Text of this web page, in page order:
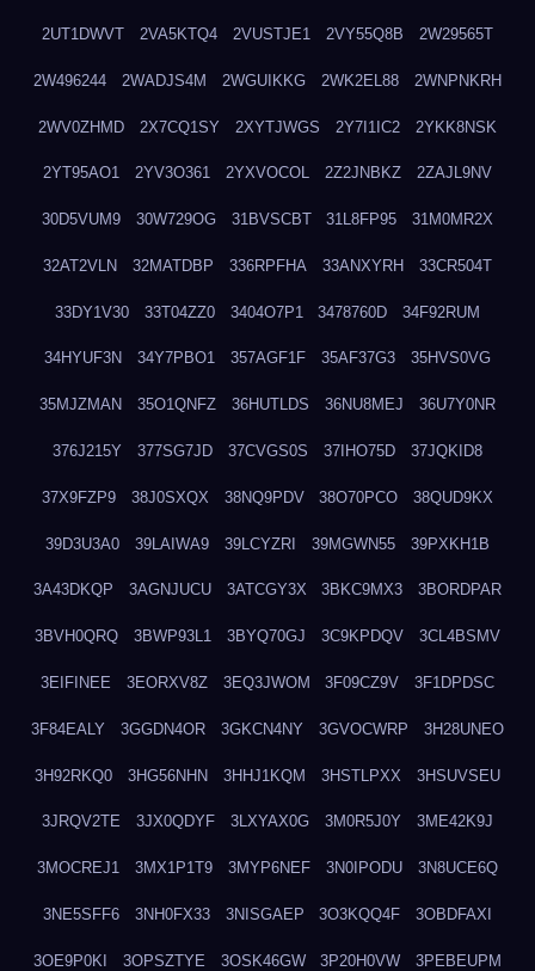
2UT1DWVT 2VA5KTQ4 2VUSTJE1 2VY55Q8B 2W29565T
2W496244 2WADJS4M 2WGUIKKG 2WK2EL88 2WNPNKRH
2WV0ZHMD 2X7CQ1SY 2XYTJWGS 2Y7I1IC2 2YKK8NSK
2YT95AO1 2YV3O361 2YXVOCOL 2Z2JNBKZ 2ZAJL9NV
30D5VUM9 30W729OG 31BVSCBT 31L8FP95 31M0MR2X
32AT2VLN 32MATDBP 336RPFHA 33ANXYRH 33CR504T
33DY1V30 33T04ZZ0 3404O7P1 3478760D 34F92RUM
34HYUF3N 34Y7PBO1 357AGF1F 35AF37G3 35HVS0VG
35MJZMAN 35O1QNFZ 36HUTLDS 36NU8MEJ 36U7Y0NR
376J215Y 377SG7JD 37CVGS0S 37IHO75D 37JQKID8
37X9FZP9 38J0SXQX 38NQ9PDV 38O70PCO 38QUD9KX
39D3U3A0 39LAIWA9 39LCYZRI 39MGWN55 39PXKH1B
3A43DKQP 3AGNJUCU 3ATCGY3X 3BKC9MX3 3BORDPAR
3BVH0QRQ 3BWP93L1 3BYQ70GJ 3C9KPDQV 3CL4BSMV
3EIFINEE 3EORXV8Z 3EQ3JWOM 3F09CZ9V 3F1DPDSC
3F84EALY 3GGDN4OR 3GKCN4NY 3GVOCWRP 3H28UNEO
3H92RKQ0 3HG56NHN 3HHJ1KQM 3HSTLPXX 3HSUVSEU
3JRQV2TE 3JX0QDYF 3LXYAX0G 3M0R5J0Y 3ME42K9J
3MOCREJ1 3MX1P1T9 3MYP6NEF 3N0IPODU 3N8UCE6Q
3NE5SFF6 3NH0FX33 3NISGAEP 3O3KQQ4F 3OBDFAXI
3OE9P0KI 3OPSZTYE 3OSK46GW 3P20H0VW 3PEBEUPM